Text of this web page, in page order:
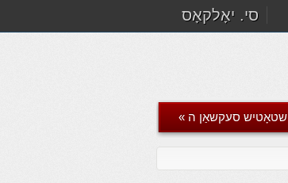
סי. יאָלקאָס
שטאָטיש סעקשאַן ה »